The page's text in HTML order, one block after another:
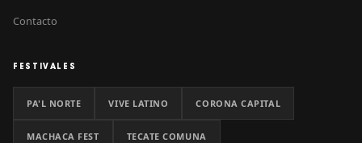
Contacto
FESTIVALES
PA'L NORTE VIVE LATINO CORONA CAPITAL
MACHACA FEST TECATE COMUNA